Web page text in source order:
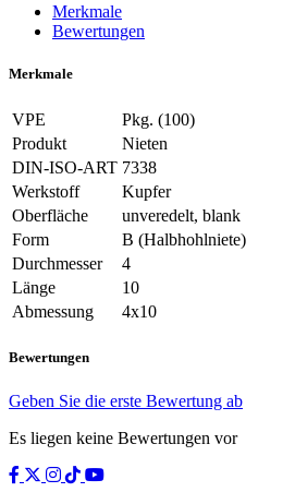
Merkmale
Bewertungen
Merkmale
VPE
Pkg. (100)
Produkt
Nieten
DIN-ISO-ART 7338
Werkstoff
Kupfer
Oberfläche
unveredelt, blank
Form
B (Halbhohlniete)
Durchmesser
4
Länge
10
Abmessung
4x10
Bewertungen
Geben Sie die erste Bewertung ab
Es liegen keine Bewertungen vor